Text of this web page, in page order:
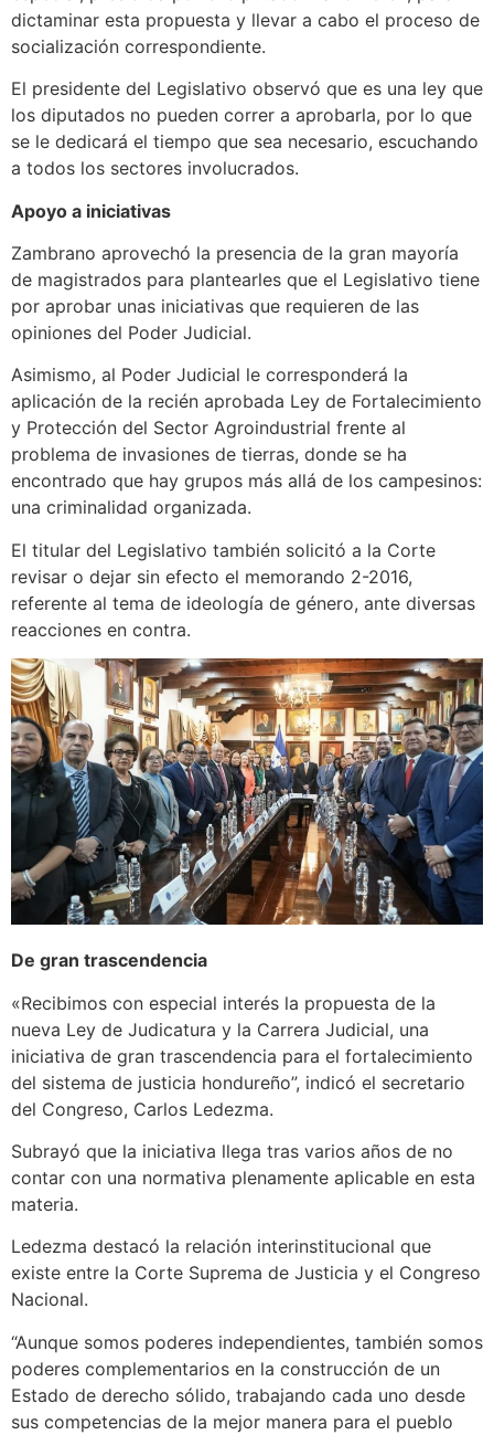
dictaminar esta propuesta y llevar a cabo el proceso de
socialización correspondiente.
El presidente del Legislativo observó que es una ley que
los diputados no pueden correr a aprobarla, por lo que
se le dedicará el tiempo que sea necesario, escuchando
a todos los sectores involucrados.
Apoyo a iniciativas
Zambrano aprovechó la presencia de la gran mayoría
de magistrados para plantearles que el Legislativo tiene
por aprobar unas iniciativas que requieren de las
opiniones del Poder Judicial.
Asimismo, al Poder Judicial le corresponderá la
aplicación de la recién aprobada Ley de Fortalecimiento
y Protección del Sector Agroindustrial frente al
problema de invasiones de tierras, donde se ha
encontrado que hay grupos más allá de los campesinos:
una criminalidad organizada.
El titular del Legislativo también solicitó a la Corte
revisar o dejar sin efecto el memorando 2-2016,
referente al tema de ideología de género, ante diversas
reacciones en contra.
De gran trascendencia
«Recibimos con especial interés la propuesta de la
nueva Ley de Judicatura y la Carrera Judicial, una
iniciativa de gran trascendencia para el fortalecimiento
del sistema de justicia hondureño”, indicó el secretario
del Congreso, Carlos Ledezma.
Subrayó que la iniciativa llega tras varios años de no
contar con una normativa plenamente aplicable en esta
materia.
Ledezma destacó la relación interinstitucional que
existe entre la Corte Suprema de Justicia y el Congreso
Nacional.
“Aunque somos poderes independientes, también somos
poderes complementarios en la construcción de un
Estado de derecho sólido, trabajando cada uno desde
sus competencias de la mejor manera para el pueblo